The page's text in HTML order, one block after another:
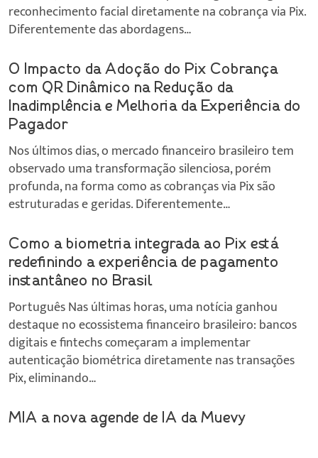
reconhecimento facial diretamente na cobrança via Pix.
Diferentemente das abordagens…
O Impacto da Adoção do Pix Cobrança
com QR Dinâmico na Redução da
Inadimplência e Melhoria da Experiência do
Pagador
Nos últimos dias, o mercado financeiro brasileiro tem
observado uma transformação silenciosa, porém
profunda, na forma como as cobranças via Pix são
estruturadas e geridas. Diferentemente…
Como a biometria integrada ao Pix está
redefinindo a experiência de pagamento
instantâneo no Brasil
Português Nas últimas horas, uma notícia ganhou
destaque no ecossistema financeiro brasileiro: bancos
digitais e fintechs começaram a implementar
autenticação biométrica diretamente nas transações
Pix, eliminando…
MIA a nova agende de IA da Muevy